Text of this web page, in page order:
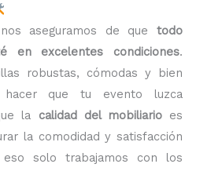
aseguramos de que todo
en excelentes condiciones.
robustas, cómodas y bien
hacer que tu evento luzca
la calidad del mobiliarioes
la comodidad y satisfacción
solo trabajamos con los